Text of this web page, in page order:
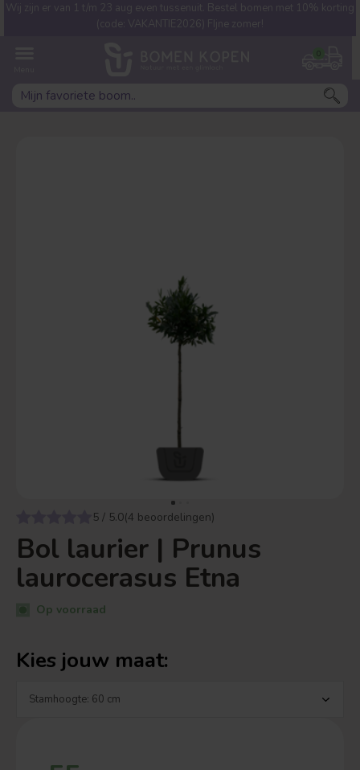
0
Wij zijn er van 1 t/m 23 aug even tussenuit. Bestel bomen met 10% korting
(code: VAKANTIE2026) FIjne zomer!
5 / 5.0(4 beoordelingen)
Bol laurier | Prunus
laurocerasus Etna
Op voorraad
Kies jouw maat:
Welke boom ben jij naar op